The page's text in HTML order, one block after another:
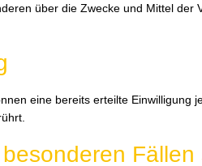
über die Zwecke und Mittel
eine bereits erteilte Einwilligung